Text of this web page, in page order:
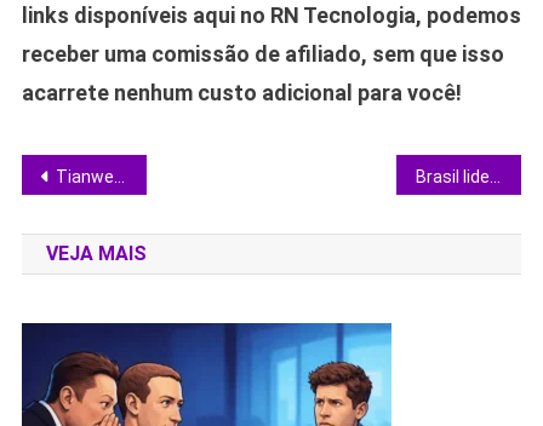
links disponíveis aqui no RN Tecnologia, podemos
receber uma comissão de afiliado, sem que isso
acarrete nenhum custo adicional para você!
Navegação
de
Post
Tianwen-1 registra cometa 3I/ATLAS em rara passagem pela órbita de Marte
VEJA MAIS